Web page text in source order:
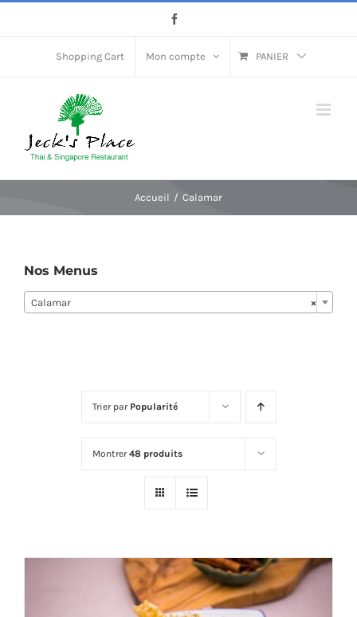
Shopping Cart Mon compte PANIER
Accueil Calamar
Trier par Popularité
Montrer48 produits
Nos Menus
×
Calamar